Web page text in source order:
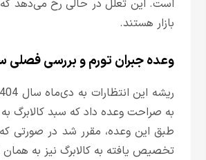
است. این تعلل در حالی رخ می‌دهد که
بازار هستند.
وعده جبران تورم و بررسی فصلی
به صراحت وعده داد که سبد کالابرگ
طبق این وعده، مقرر شد در صورتی
تخصیص یافته به کالابرگ نیز به